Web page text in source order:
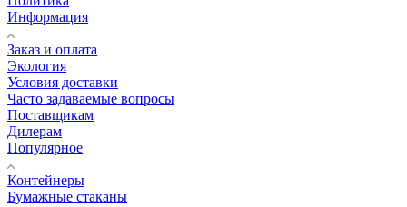
Информация
Заказ и оплата
Экология
Условия доставки
Часто задаваемые вопросы
Поставщикам
Дилерам
Популярное
Контейнеры
Бумажные стаканы